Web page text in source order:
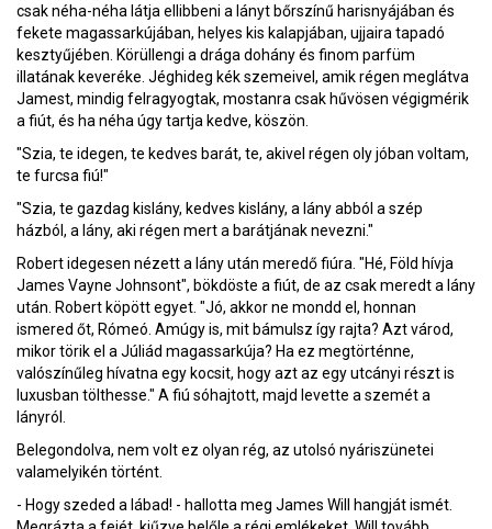
csak néha-néha látja ellibbeni a lányt bőrszínű harisnyájában és
fekete magassarkújában, helyes kis kalapjában, ujjaira tapadó
kesztyűjében. Körüllengi a drága dohány és finom parfüm
illatának keveréke. Jéghideg kék szemeivel, amik régen meglátva
Jamest, mindig felragyogtak, mostanra csak hűvösen végigmérik
a fiút, és ha néha úgy tartja kedve, köszön.
"Szia, te idegen, te kedves barát, te, akivel régen oly jóban voltam,
te furcsa fiú!"
"Szia, te gazdag kislány, kedves kislány, a lány abból a szép
házból, a lány, aki régen mert a barátjának nevezni."
Robert idegesen nézett a lány után meredő fiúra. "Hé, Föld hívja
James Vayne Johnsont", bökdöste a fiút, de az csak meredt a lány
után. Robert köpött egyet. "Jó, akkor ne mondd el, honnan
ismered őt, Rómeó. Amúgy is, mit bámulsz így rajta? Azt várod,
mikor törik el a Júliád magassarkúja? Ha ez megtörténne,
valószínűleg hívatna egy kocsit, hogy azt az egy utcányi részt is
luxusban tölthesse." A fiú sóhajtott, majd levette a szemét a
lányról.
Belegondolva, nem volt ez olyan rég, az utolsó nyáriszünetei
valamelyikén történt.
- Hogy szeded a lábad! - hallotta meg James Will hangját ismét.